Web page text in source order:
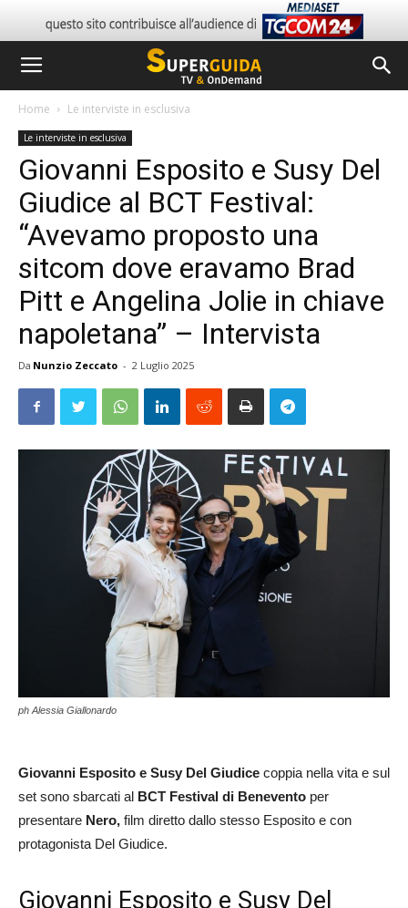
Home Le interviste in esclusiva
Le interviste in esclusiva
Giovanni Esposito e Susy Del
Giudice al BCT Festival:
“Avevamo proposto una
sitcom dove eravamo Brad
Pitt e Angelina Jolie in chiave
napoletana” – Intervista
Da Nunzio Zeccato - 2 Luglio 2025
ph Alessia Giallonardo
Giovanni Esposito e Susy Del Giudice coppia nella vita e sul
set sono sbarcati al BCT Festival di Benevento per
presentare Nero, film diretto dallo stesso Esposito e con
protagonista Del Giudice.
Giovanni Esposito e Susy Del